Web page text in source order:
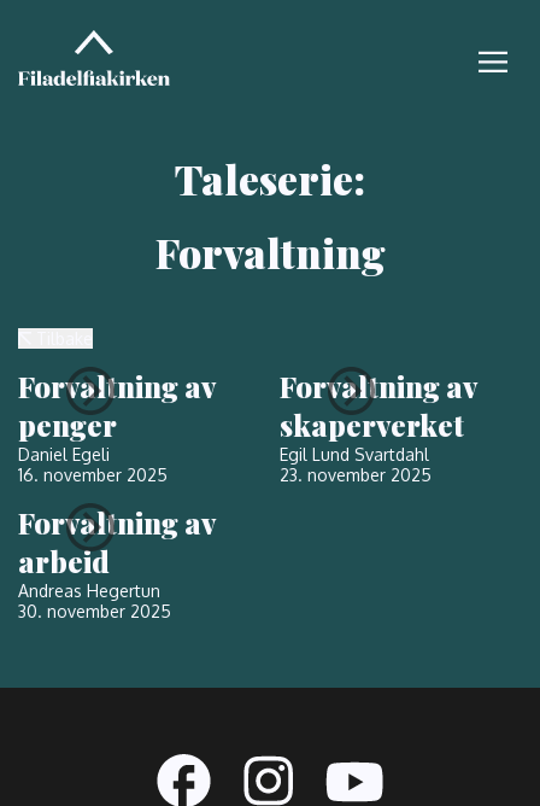
Taleserie:
Forvaltning
Forvaltning av
penger
Daniel Egeli
16. november 2025
Forvaltning av
skaperverket
Egil Lund Svartdahl
23. november 2025
Forvaltning av
arbeid
Andreas Hegertun
30. november 2025